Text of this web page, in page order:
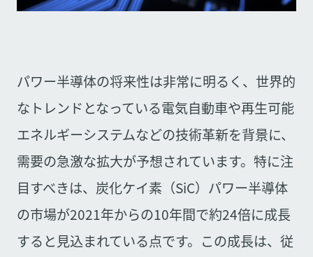
パワー半導体の将来性は非常に明るく、世界的
なトレンドとなっている電気自動車や再生可能
エネルギーシステムなどの技術革新を背景に、
需要の急激な拡大が予想されています。特に注
目すべきは、炭化ケイ素（SiC）パワー半導体
の市場が2021年からの10年間で約24倍に成長
すると見込まれている点です。この成長は、従